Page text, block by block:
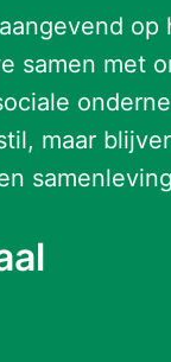
samen met
maar